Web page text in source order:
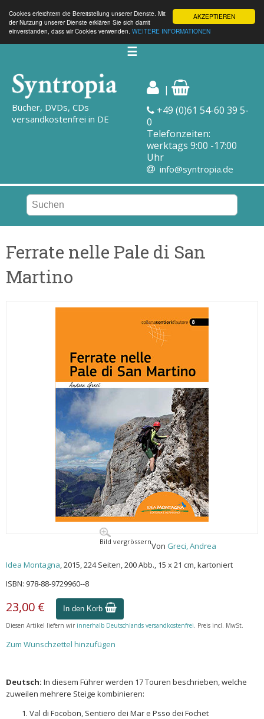
AKZEPTIEREN
Cookies erleichtern die Bereitstellung unserer Dienste. Mit
der Nutzung unserer Dienste erklären Sie sich damit
einverstanden, dass wir Cookies verwenden. WEITERE INFORMATIONEN
☰
Bücher, DVDs, CDs
versandkostenfrei in DE
|
+49 (0)61 54-60 39 5-
0
Telefonzeiten:
werktags 9:00 -17:00
Uhr
info@syntropia.de
Ferrate nelle Pale di San
Martino
Bild vergrössernVon Greci, Andrea
Idea Montagna, 2015, 224 Seiten, 200 Abb., 15 x 21 cm, kartoniert
ISBN: 978-88-9729960--8
23,00 € In den Korb
Diesen Artikel liefern wir innerhalb Deutschlands versandkostenfrei. Preis incl. MwSt.
Zum Wunschzettel hinzufügen
Deutsch: In diesem Führer werden 17 Touren beschrieben, welche
zuweilen mehrere Steige kombinieren:
Val di Focobon, Sentiero dei Mar e Psso dei Fochet